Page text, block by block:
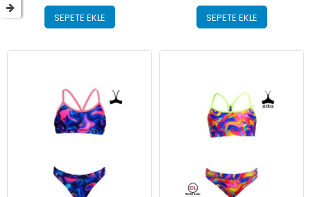
SEPETE EKLE SEPETE EKLE